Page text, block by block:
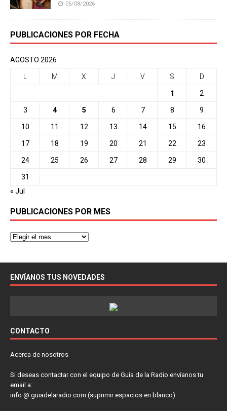
05/08/2026
PUBLICACIONES POR FECHA
AGOSTO 2026
L M X J V S D
1 2
3 4 5 6 7 8 9
10 11 12 13 14 15 16
17 18 19 20 21 22 23
24 25 26 27 28 29 30
31
« Jul
PUBLICACIONES POR MES
ENVÍANOS TUS NOVEDADES
CONTACTO
Acerca de nosotros
Si deseas contactar con el equipo de Guía de la Radio envíanos tu
email a:
info @ guiadelaradio.com (suprimir espacios en blanco)